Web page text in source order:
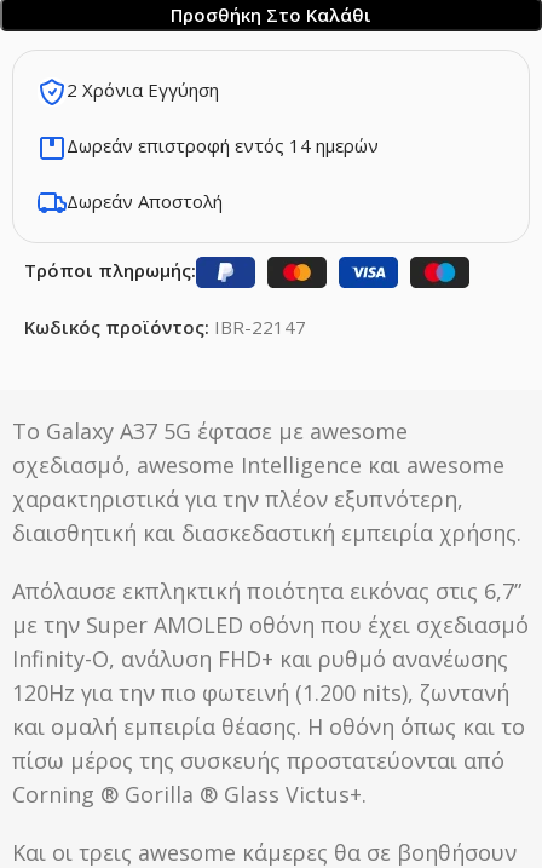
Τρόποι πληρωμής:
Κωδικός προϊόντος: IBR-22147
2 Χρόνια Εγγύηση
Δωρεάν επιστροφή εντός 14 ημερών
Δωρεάν Αποστολή
Προσθήκη Στο Καλάθι
Το Galaxy A37 5G έφτασε με awesome
σχεδιασμό, awesome Intelligence και awesome
χαρακτηριστικά για την πλέον εξυπνότερη,
διαισθητική και διασκεδαστική εμπειρία χρήσης.
Απόλαυσε εκπληκτική ποιότητα εικόνας στις 6,7”
με την Super AMOLED οθόνη που έχει σχεδιασμό
Infinity-O, ανάλυση FHD+ και ρυθμό ανανέωσης
120Hz για την πιο φωτεινή (1.200 nits), ζωντανή
και ομαλή εμπειρία θέασης. Η οθόνη όπως και το
πίσω μέρος της συσκευής προστατεύονται από
Corning ® Gorilla ® Glass Victus+.
Και οι τρεις awesome κάμερες θα σε βοηθήσουν